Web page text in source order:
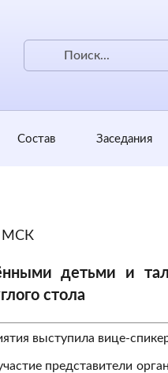
Состав Заседания
МСК
детьми и
стола
выступила вице-
представители